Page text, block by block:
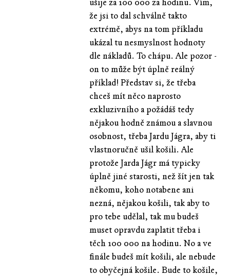
ušije za 100 000 za hodinu. Vím,
že jsi to dal schválně takto
extrémě, abys na tom příkladu
ukázal tu nesmyslnost hodnoty
dle nákladů. To chápu. Ale pozor -
on to může být úplně reálný
příklad! Představ si, že třeba
chceš mít něco naprosto
exkluzivního a požádáš tedy
nějakou hodně známou a slavnou
osobnost, třeba Jardu Jágra, aby ti
vlastnoručně ušil košili. Ale
protože Jarda Jágr má typicky
úplně jiné starosti, než šít jen tak
někomu, koho notabene ani
nezná, nějakou košili, tak aby to
pro tebe udělal, tak mu budeš
muset opravdu zaplatit třeba i
těch 100 000 na hodinu. No a ve
finále budeš mít košili, ale nebude
to obyčejná košile. Bude to košile,